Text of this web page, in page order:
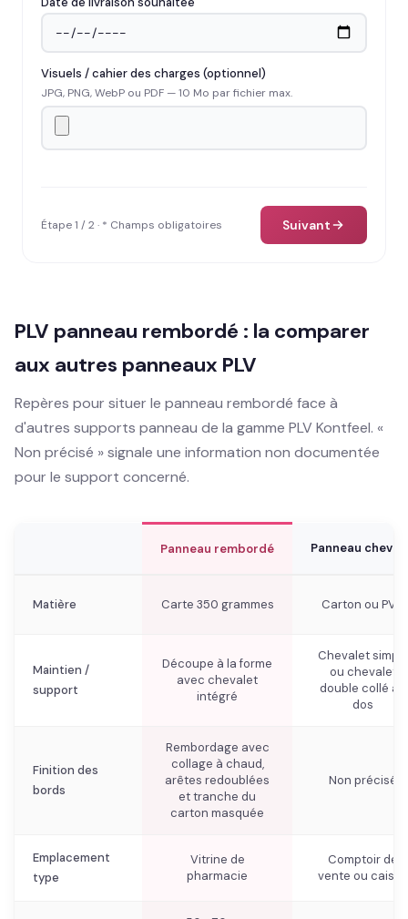
Visuels / cahier des charges (optionnel)
JPG, PNG, WebP ou PDF — 10 Mo par fichier max.
Étape 1 / 2 · * Champs obligatoires Suivant
PLV panneau rembordé : la comparer
aux autres panneaux PLV
Repères pour situer le panneau rembordé face à
d'autres supports panneau de la gamme PLV Kontfeel. «
Non précisé » signale une information non documentée
pour le support concerné.
Panneau rembordé Panneau
Matière Carte 350 grammes Carton ou PVC
Maintien /
support
Découpe à la forme
avec chevalet
intégré
Chevalet simple
ou chevalet
double collé au
dos
Finition des
bords
Rembordage avec
collage à chaud,
arêtes redoublées
et tranche du
carton masquée
Non précisé
Emplacement
type
Vitrine de
pharmacie
Comptoir de
vente ou caisse